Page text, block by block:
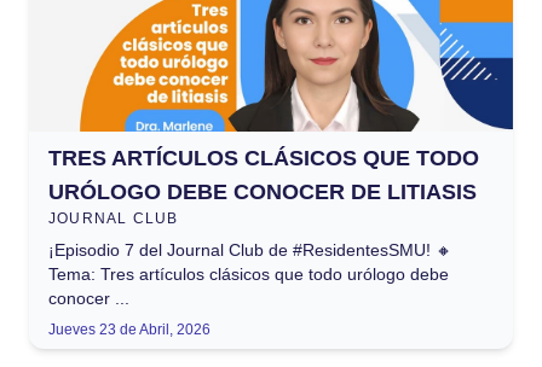
TRES ARTÍCULOS CLÁSICOS QUE TODO
URÓLOGO DEBE CONOCER DE LITIASIS
JOURNAL CLUB
¡Episodio 7 del Journal Club de #ResidentesSMU! 🔸
Tema: Tres artículos clásicos que todo urólogo debe
conocer ...
Jueves 23 de Abril, 2026